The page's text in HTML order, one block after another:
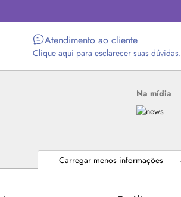
Atendimento ao cliente
Clique aqui para esclarecer suas dúvidas.
Na mídia
Carregar menos informações